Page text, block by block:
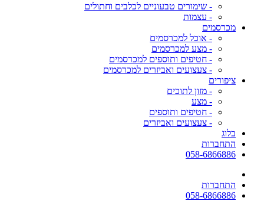
- שימורים טבעוניים לכלבים וחתולים
- עצמות
מכרסמים
- אוכל למכרסמים
- מצע למכרסמים
- חטיפים ותוספים למכרסמים
- צעצועים ואביזרים למכרסמים
ציפורים
- מזון לתוכים
- מצע
- חטיפים ותוספים
- צעצועים ואביזרים
בלוג
התחברות
058-6866886
התחברות
058-6866886